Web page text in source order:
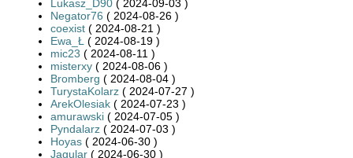
Lukasz_D90 ( 2024-09-03 )
Negator76 ( 2024-08-26 )
coexist ( 2024-08-21 )
Ewa_Ł ( 2024-08-19 )
mic23 ( 2024-08-11 )
misterxy ( 2024-08-06 )
Bromberg ( 2024-08-04 )
TurystaKolarz ( 2024-07-27 )
ArekOlesiak ( 2024-07-23 )
amurawski ( 2024-07-05 )
Pyndalarz ( 2024-07-03 )
Hoyas ( 2024-06-30 )
Jagular ( 2024-06-30 )